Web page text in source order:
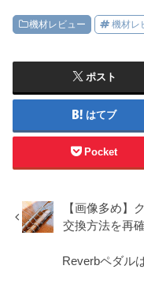
機材レビュー 機材レ
ポスト
はてブ
Pocket
【画像多め】
交換方法を再
Reverbペダル